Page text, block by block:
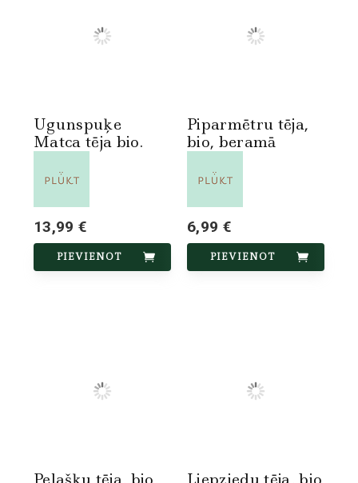
Ugunspuķe
Matca tēja bio.
13,99 €
PIEVIENOT
Piparmētru tēja,
bio, beramā
6,99 €
PIEVIENOT